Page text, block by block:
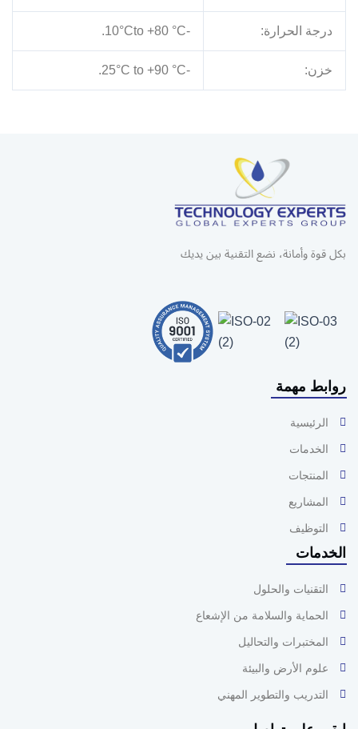
درجة الحرارة: -10°Cto +80 °C.
خزن: -25°C to +90 °C.
بكل قوة وأمانة، نضع التقنية بين يديك
روابط مهمة
الرئيسية
الخدمات
المنتجات
المشاريع
التوظيف
الخدمات
التقنيات والحلول
الحماية والسلامة من الإشعاع
المختبرات والتحاليل
علوم الأرض والبيئة
التدريب والتطوير المهني